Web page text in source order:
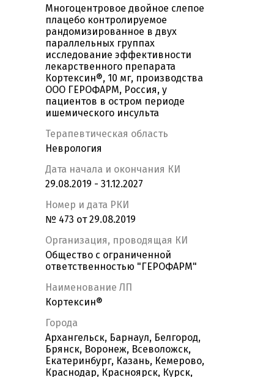
Многоцентровое двойное слепое
плацебо контролируемое
рандомизированное в двух
параллельных группах
исследование эффективности
лекарственного препарата
Кортексин®, 10 мг, производства
ООО ГЕРОФАРМ, Россия, у
пациентов в остром периоде
ишемического инсульта
Терапевтическая область
Неврология
Дата начала и окончания КИ
29.08.2019 - 31.12.2027
Номер и дата РКИ
№ 473 от 29.08.2019
Организация, проводящая КИ
Общество с ограниченной
ответственностью "ГЕРОФАРМ"
Наименование ЛП
Кортексин®
Города
Архангельск, Барнаул, Белгород,
Брянск, Воронеж, Всеволожск,
Екатеринбург, Казань, Кемерово,
Краснодар, Красноярск, Курск,